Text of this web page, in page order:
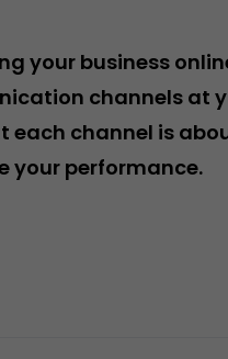
your business
channels at
each channel is
your performance.